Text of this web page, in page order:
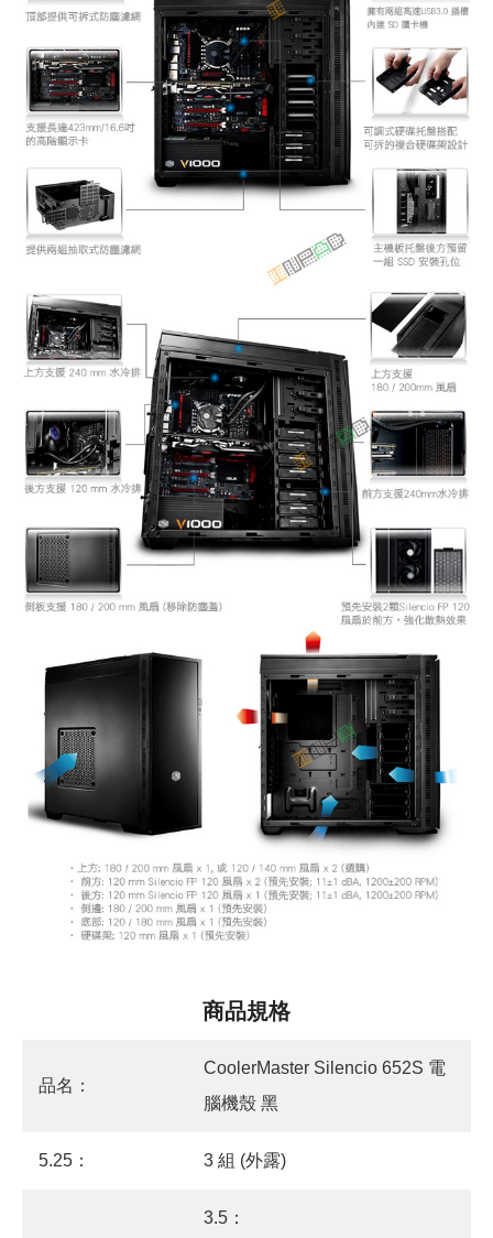
商品規格
品名：
CoolerMaster Silencio 652S 電
腦機殼 黑
5.25： 3 組 (外露)
3.5：